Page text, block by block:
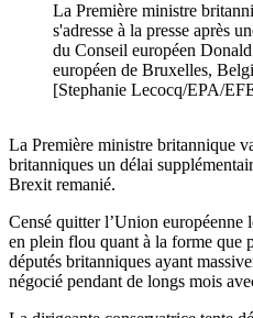
La Première ministre
s'adresse à la presse après
du Conseil européen
européen de Bruxelles,
[Stephanie Lecocq/EPA/
La Première ministre britannique
britanniques un délai
Brexit remanié.
Censé quitter l’Union
en plein flou quant à la forme que
députés britanniques ayant
négocié pendant de longs mois